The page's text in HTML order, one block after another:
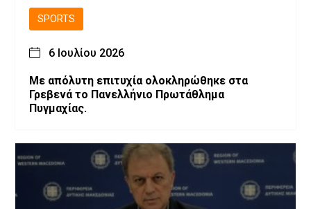
SPORTS
6 Ιουλίου 2026
Με απόλυτη επιτυχία ολοκληρώθηκε στα
Γρεβενά το Πανελλήνιο Πρωτάθλημα
Πυγμαχίας.